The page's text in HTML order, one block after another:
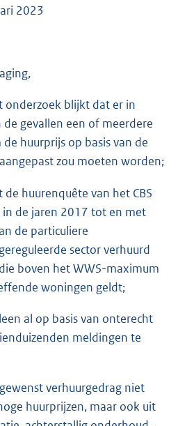
2023
onderzoek blijkt dat er in
gevallen een of meerdere
huurprijs op basis van de
zou moeten worden;
huurenquête van het CBS
de jaren 2017 tot en met
de particuliere
sector verhuurd
boven het WWS-maximum
woningen geldt;
al op basis van onterecht
meldingen te
verhuurgedrag niet
huurprijzen, maar ook uit